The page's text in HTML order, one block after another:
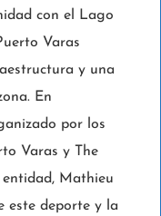
con el Lago
Varas
y una
En
por los
Varas y The
Mathieu
este deporte y la